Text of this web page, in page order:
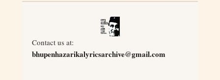
Contact us at:
bhupenhazarikalyricsarchive@gmail.com